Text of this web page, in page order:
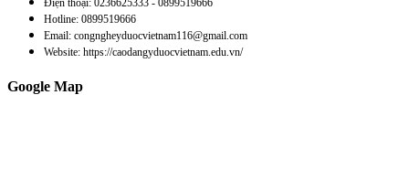
Hotline: 0899519666
Email: congngheyduocvietnam116@gmail.com
Website: https://caodangyduocvietnam.edu.vn/
Google Map